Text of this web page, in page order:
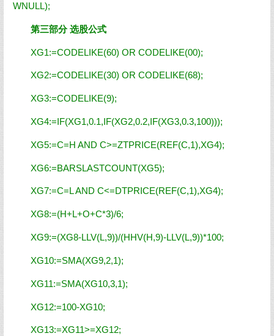
WNULL);
第三部分 选股公式
XG1:=CODELIKE(60) OR CODELIKE(00);
XG2:=CODELIKE(30) OR CODELIKE(68);
XG3:=CODELIKE(9);
XG4:=IF(XG1,0.1,IF(XG2,0.2,IF(XG3,0.3,100)));
XG5:=C=H AND C>=ZTPRICE(REF(C,1),XG4);
XG6:=BARSLASTCOUNT(XG5);
XG7:=C=L AND C<=DTPRICE(REF(C,1),XG4);
XG8:=(H+L+O+C*3)/6;
XG9:=(XG8-LLV(L,9))/(HHV(H,9)-LLV(L,9))*100;
XG10:=SMA(XG9,2,1);
XG11:=SMA(XG10,3,1);
XG12:=100-XG10;
XG13:=XG11>=XG12;